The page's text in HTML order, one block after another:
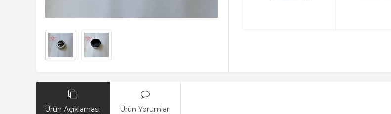
Ürün Açıklaması Ürün Yorumları